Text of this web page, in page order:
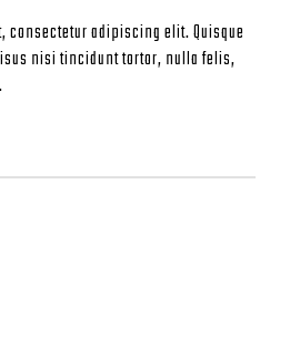
consectetur adipiscing elit. Quisque
nisi tincidunt tortor, nulla felis,